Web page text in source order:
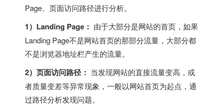
Page、页面访问路径进行分析。
1）Landing Page： 由于大部分是网站的首页，如果
Landing Page不是网站首页的那部分流量，大部分都
不是浏览器地址栏产生的流量。
2）页面访问路径： 当发现网站的直接流量变高，或
者质量变差等异常现象，一般以网站首页为起点，通
过路径分析发现问题。